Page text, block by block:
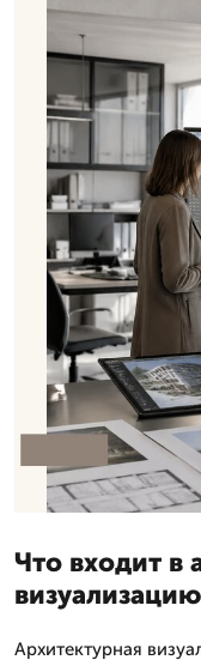
Что входит в
визуализацию
Архитектурная